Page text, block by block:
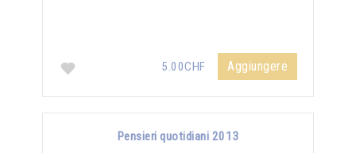
5.00CHF Aggiungere
Pensieri quotidiani 2013